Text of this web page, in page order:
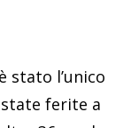
stato l’unico
ferite a